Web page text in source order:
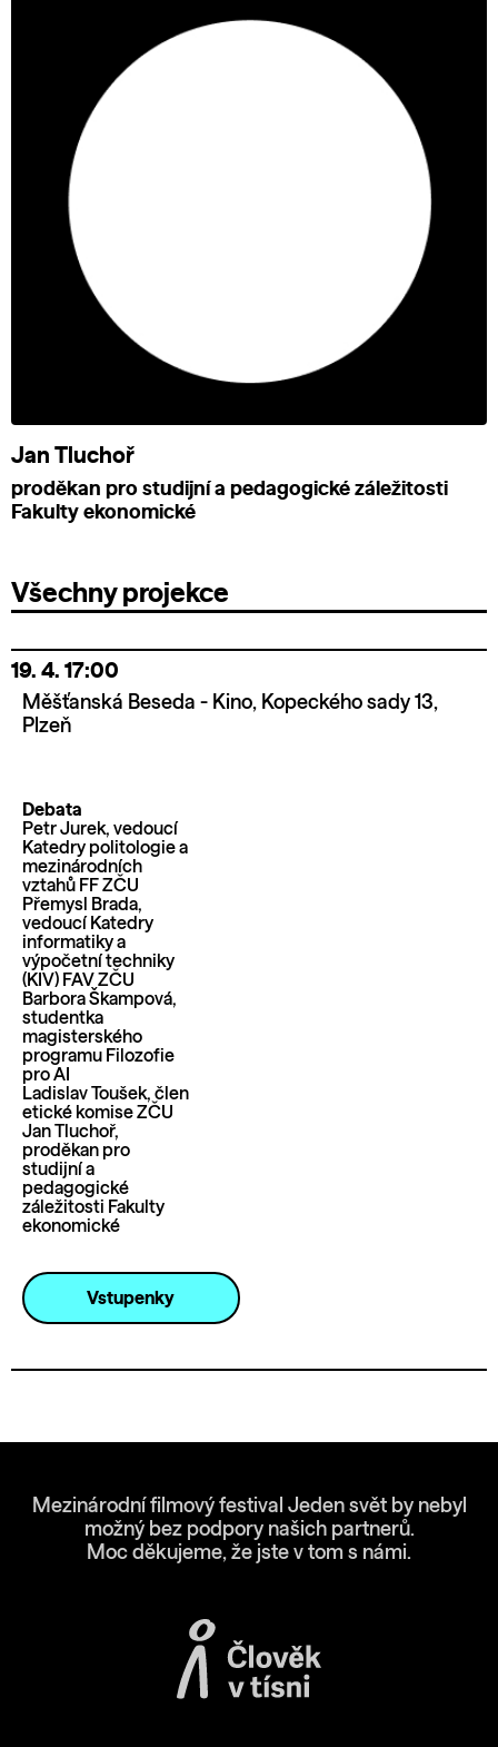
Jan Tluchoř
proděkan pro studijní a pedagogické záležitosti
Fakulty ekonomické
Všechny projekce
19. 4. 17:00
Měšťanská Beseda - Kino, Kopeckého sady 13,
Plzeň
Debata
Petr Jurek, vedoucí
Katedry politologie a
mezinárodních
vztahů FF ZČU
Přemysl Brada,
vedoucí Katedry
informatiky a
výpočetní techniky
(KIV) FAV ZČU
Barbora Škampová,
studentka
magisterského
programu Filozofie
pro AI
Ladislav Toušek, člen
etické komise ZČU
Jan Tluchoř,
proděkan pro
studijní a
pedagogické
záležitosti Fakulty
ekonomické
Vstupenky
Mezinárodní filmový festival Jeden svět by nebyl
možný bez podpory našich partnerů.
Moc děkujeme, že jste v tom s námi.